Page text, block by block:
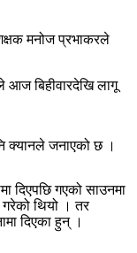
मनोज प्रभाकरले
बिहीवारदेखि लागू
क्यानले जनाएको छ ।
दिएपछि गएको साउनमा
गरेको थियो । तर
दिएका हुन् ।